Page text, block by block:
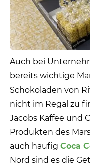
Auch bei
bereits wichtige
Schokoladen von
nicht im Regal zu
Jacobs Kaffee und
Produkten des
auch häufig Coca
Nord sind es die